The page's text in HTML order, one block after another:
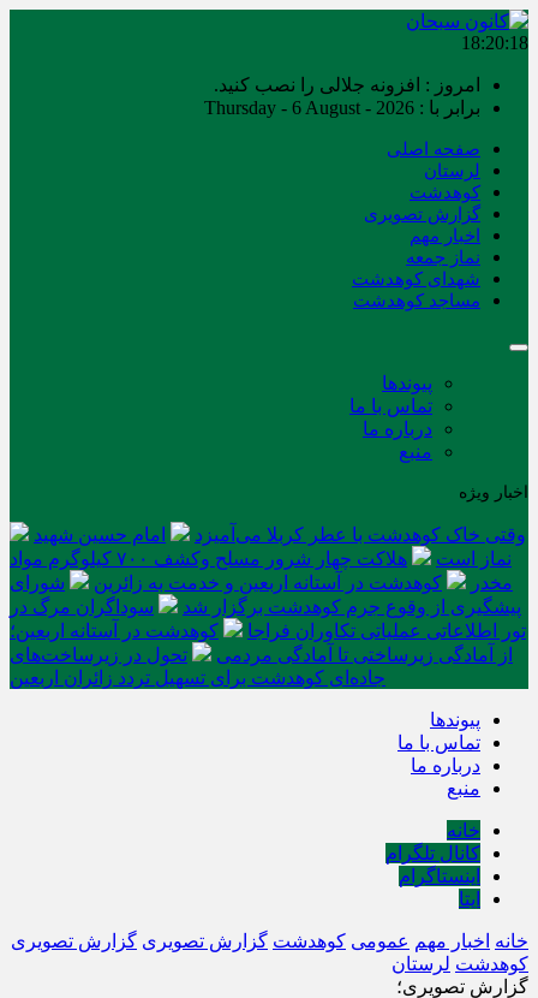
18:20:18
امروز : افزونه جلالی را نصب کنید.
برابر با : Thursday - 6 August - 2026
صفحه اصلی
لرستان
کوهدشت
گزارش تصویری
اخبار مهم
نماز جمعه
شهدای کوهدشت
مساجد کوهدشت
پیوندها
تماس با ما
درباره ما
منبع
اخبار ویژه
وقتی خاک کوهدشت با عطر کربلا می‌آمیزد
امام حسین شهید
نماز است
هلاکت چهار شرور مسلح وکشف ۷۰۰ کیلوگرم مواد
مخدر
کوهدشت در آستانه اربعین و خدمت‌ به زائرین
شورای
پیشگیری از وقوع جرم کوهدشت برگزار شد
سوداگران مرگ در
تور اطلاعاتی عملیاتی تکاوران فراجا
کوهدشت در آستانه اربعین؛
از آمادگی زیرساختی تا آمادگی مردمی
تحول در زیرساخت‌های
جاده‌ای کوهدشت برای تسهیل تردد زائران اربعین
پیوندها
تماس با ما
درباره ما
منبع
خانه
کانال تلگرام
اینستاگرام
ایتا
خانه اخبار مهم عمومی کوهدشت گزارش تصویری گزارش تصویری
کوهدشت لرستان
گزارش تصویری؛